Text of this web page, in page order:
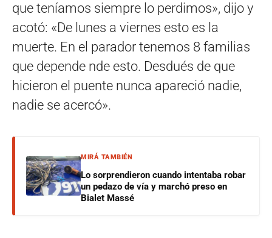
que teníamos siempre lo perdimos», dijo y
acotó: «De lunes a viernes esto es la
muerte. En el parador tenemos 8 familias
que depende nde esto. Desdués de que
hicieron el puente nunca apareció nadie,
nadie se acercó».
MIRÁ TAMBIÉN
Lo sorprendieron cuando intentaba robar
un pedazo de vía y marchó preso en
Bialet Massé